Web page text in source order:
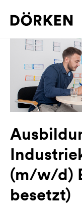
zurück
(m/w/d)
besetzt)